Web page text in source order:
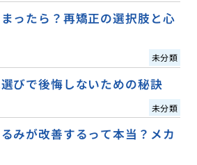
ったら？再矯正の選択肢と心
未分類
びで後悔しないための秘訣
未分類
みが改善するって本当？メカ